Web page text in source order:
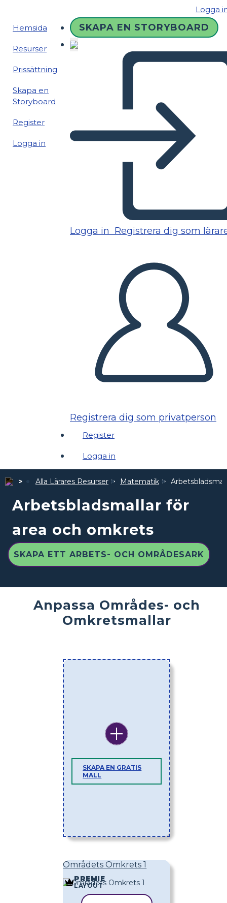
Logga
Hemsida
Resurser
Prissättning
Skapa en
Storyboard
Register
Logga in
SKAPA EN STORYBOARD
Logga in Registrera dig som
Registrera dig som privatperson
Register
Logga in
Alla Lärares Resurser Matematik
Arbetsbladsmallar för
area och omkrets
SKAPA ETT ARBETS- OCH OMRÅDESARK
Anpassa Områdes- och
Omkretsmallar
SKAPA EN GRATIS
MALL
Områdets Omkrets 1
PREMIE
LAYOUT